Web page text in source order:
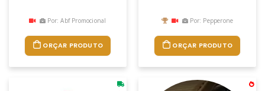
Por: Abf Promocional
ORÇAR PRODUTO
Por: Pepperone
ORÇAR PRODUTO